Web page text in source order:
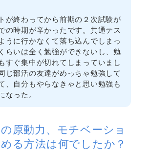
が終わってから前期の２次試験が
の時期が辛かったです。共通テス
うに行かなくて落ち込んでしまっ
らいは全く勉強ができないし、勉
すぐ集中が切れてしまっていまし
じ部活の友達がめっちゃ勉強して
、自分もやらなきゃと思い勉強も
なった。
原動力、モチベーショ
る方法は何でしたか？